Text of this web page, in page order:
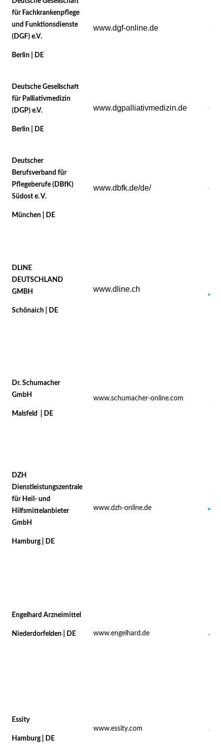
für Fachkrankenpflege
und Funktionsdienste
(DGF) e.V.
Berlin | DE
www.dgf-online.de
Deutsche Gesellschaft
für Palliativmedizin
(DGP) e.V.
Berlin | DE
www.dgpalliativmedizin.de
Deutscher
Berufsverband für
Pflegeberufe (DBfK)
Südost e. V.
München | DE
www.dbfk.de/de/
DLINE
DEUTSCHLAND
GMBH
Schönaich | DE
www.dline.ch
Dr. Schumacher
GmbH
Malsfeld | DE
www.schumacher-online.com
DZH
Dienstleistungszentrale
für Heil- und
Hilfsmittelanbieter
GmbH
Hamburg | DE
www.dzh-online.de
Engelhard Arzneimittel
Niederdorfelden | DE www.engelhard.de
Essity
Hamburg | DE
www.essity.com